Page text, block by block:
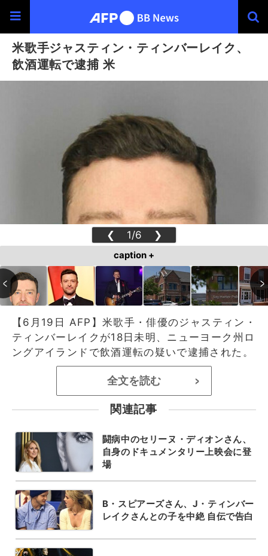
米歌手ジャスティン・ティンバーレイク、
飲酒運転で逮捕 米
❮ 1/6 ❯
caption +
【6月19日 AFP】米歌手・俳優のジャスティン・
ティンバーレイクが18日未明、ニューヨーク州ロ
ングアイランドで飲酒運転の疑いで逮捕された。
全文を読む >
関連記事
闘病中のセリーヌ・ディオンさん、
自身のドキュメンタリー上映会に登
場
B・スピアーズさん、J・ティンバー
レイクさんとの子を中絶 自伝で告白